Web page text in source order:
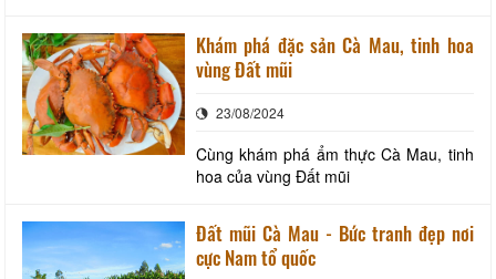
Khám phá đặc sản Cà Mau, tinh hoa
vùng Đất mũi
23/08/2024
Cùng khám phá ẩm thực Cà Mau, tinh
hoa của vùng Đất mũi
Đất mũi Cà Mau - Bức tranh đẹp nơi
cực Nam tổ quốc